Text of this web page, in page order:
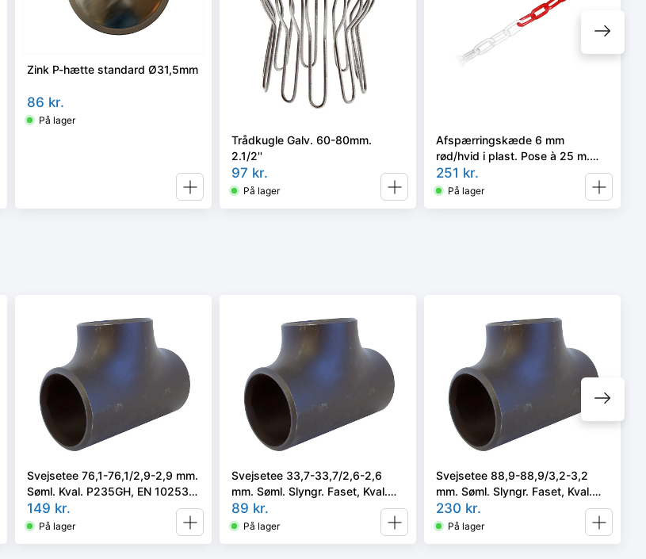
Zink P-hætte standard Ø31,5mm
86 kr.
På lager
Trådkugle Galv. 60-80mm.
2.1/2''
97 kr.
På lager
Afspærringskæde 6 mm
rød/hvid i plast. Pose à 25 m.
Inkl. samleled
251 kr.
På lager
Svejsetee 76,1-76,1/2,9-2,9 mm.
Søml. Kval. P235GH, EN 10253-
2/rk2 type A.
149 kr.
På lager
Svejsetee 33,7-33,7/2,6-2,6
mm. Søml. Slyngr. Faset, Kval.
P235GH, EN 10253-2/rk2 type
A.
89 kr.
På lager
Svejsetee 88,9-88,9/3,2-3,2
mm. Søml. Slyngr. Faset, Kval.
P235GH, EN 10253-2/rk2 type
A.
230 kr.
På lager